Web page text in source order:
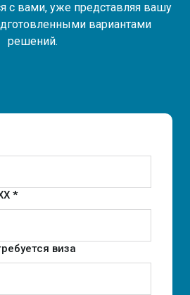
с вами, уже представляя вашу
вариантами
решений.
*
виза